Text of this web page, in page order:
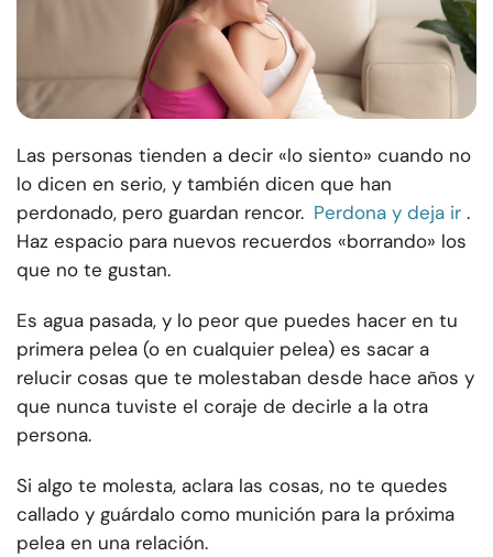
Las personas tienden a decir «lo siento» cuando no
lo dicen en serio, y también dicen que han
perdonado, pero guardan rencor. Perdona y deja ir .
Haz espacio para nuevos recuerdos «borrando» los
que no te gustan.
Es agua pasada, y lo peor que puedes hacer en tu
primera pelea (o en cualquier pelea) es sacar a
relucir cosas que te molestaban desde hace años y
que nunca tuviste el coraje de decirle a la otra
persona.
Si algo te molesta, aclara las cosas, no te quedes
callado y guárdalo como munición para la próxima
pelea en una relación.